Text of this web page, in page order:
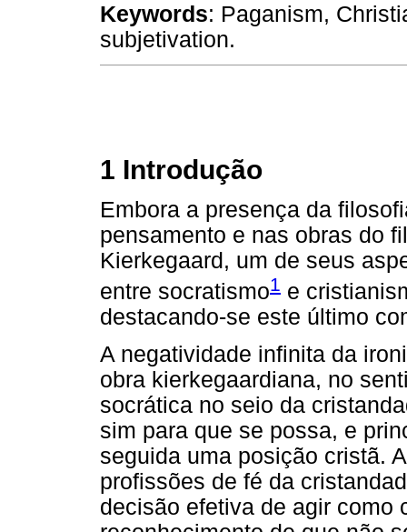
Keywords: Paganism,
subjetivation.
1 Introdução
Embora a presença da
pensamento e nas obras do
Kierkegaard, um de seus
entre socratismo1 e
destacando-se este último
A negatividade infinita da
obra kierkegaardiana, no
socrática no seio da
sim para que se possa, e
seguida uma posição cristã.
profissões de fé da
decisão efetiva de agir como